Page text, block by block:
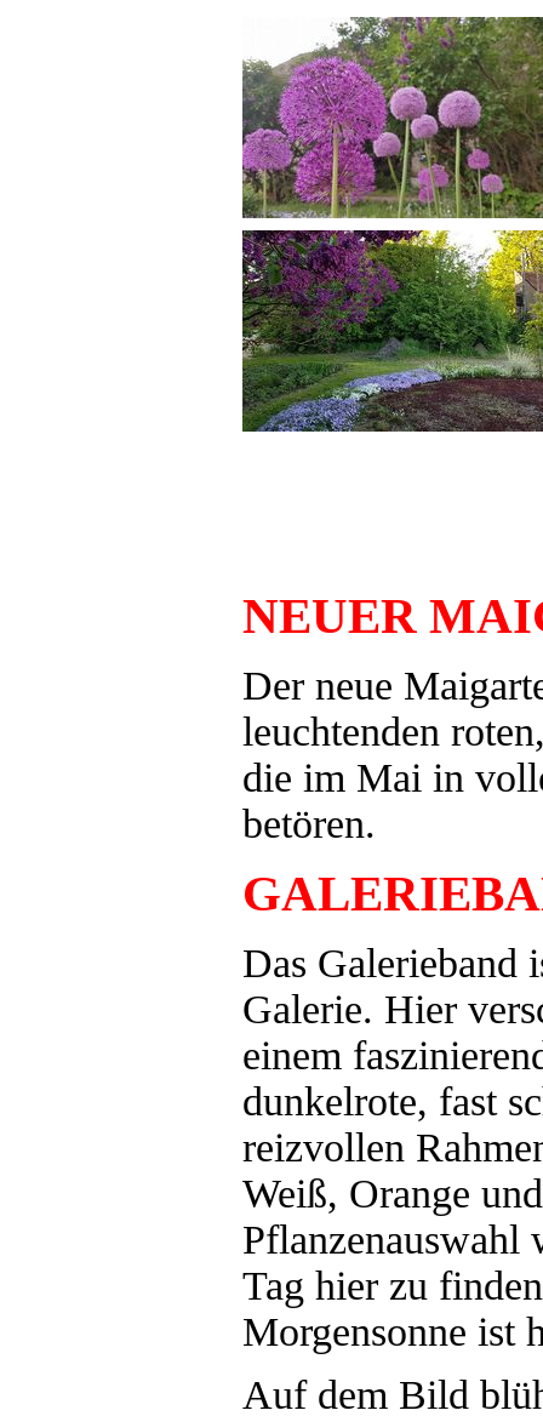
NEUER
Der neue
leuchtenden
die im Mai in
betören.
Das Galerieband
Galerie. Hier
einem
dunkelrote, fast
reizvollen
Weiß, Orange
Pflanzenauswahl
Tag hier zu
Morgensonne ist
Auf dem Bild